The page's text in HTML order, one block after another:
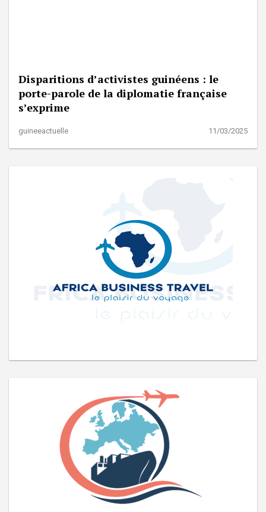
Disparitions d’activistes guinéens : le
porte-parole de la diplomatie française
s’exprime
guineeactuelle 11/03/2025